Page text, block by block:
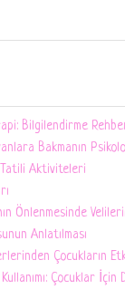
Bilgilendirme
Bakmanın
Tatili Aktiviteleri
Önlenmesinde
Anlatılması
Çocukların
Çocuklar İçin